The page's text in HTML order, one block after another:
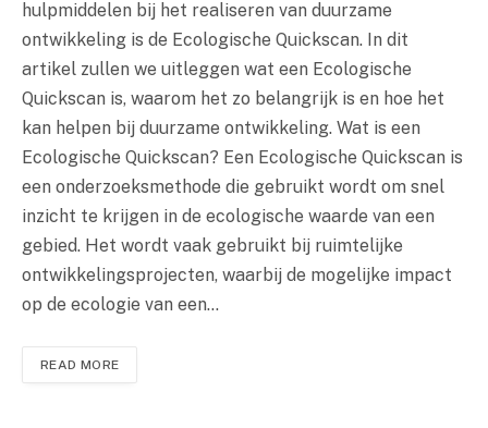
hulpmiddelen bij het realiseren van duurzame
ontwikkeling is de Ecologische Quickscan. In dit
artikel zullen we uitleggen wat een Ecologische
Quickscan is, waarom het zo belangrijk is en hoe het
kan helpen bij duurzame ontwikkeling. Wat is een
Ecologische Quickscan? Een Ecologische Quickscan is
een onderzoeksmethode die gebruikt wordt om snel
inzicht te krijgen in de ecologische waarde van een
gebied. Het wordt vaak gebruikt bij ruimtelijke
ontwikkelingsprojecten, waarbij de mogelijke impact
op de ecologie van een…
READ MORE